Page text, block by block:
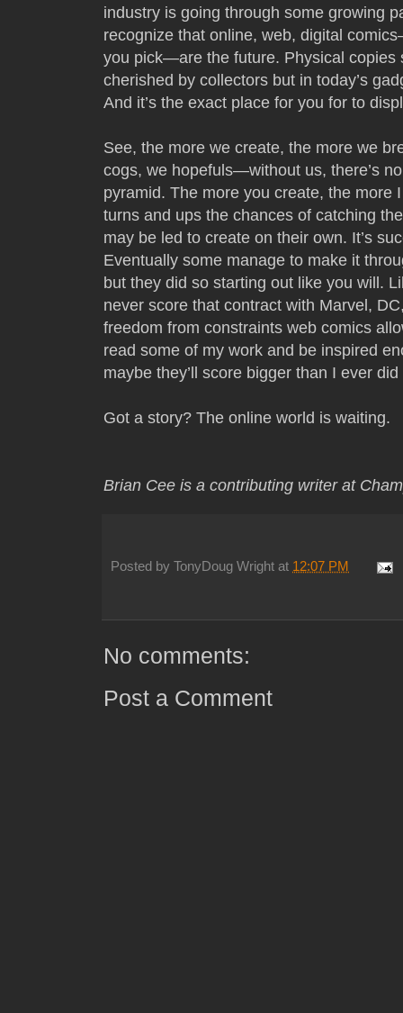
industry is going through some growing
recognize that online, web, digital
you pick—are the future. Physical copies
cherished by collectors but in today’s
And it’s the exact place for you for to
See, the more we create, the more we
cogs, we hopefuls—without us, there’s
pyramid. The more you create, the more
turns and ups the chances of catching
may be led to create on their own. It’s
Eventually some manage to make it
but they did so starting out like you will.
never score that contract with Marvel,
freedom from constraints web comics
read some of my work and be inspired
maybe they’ll score bigger than I ever
Got a story? The online world is waiting.
Brian Cee is a contributing writer at
Posted by TonyDoug Wright at 12:07 PM
No comments:
Post a Comment